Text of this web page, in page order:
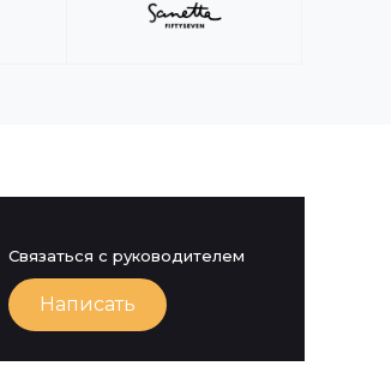
Связаться с руководителем
Написать